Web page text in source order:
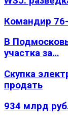
Командир
В
участка за…
Скупка
продать
934 млрд